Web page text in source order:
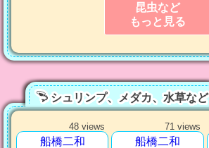
昆虫など
もっと見る
シュリンプ、メダカ、水草など
48 views
船橋二和
71 views
船橋二和